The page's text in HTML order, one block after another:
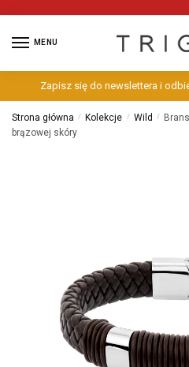
MENU
Zapisz się do newslettera i
Strona główna / Kolekcje / Wild /
brązowej skóry